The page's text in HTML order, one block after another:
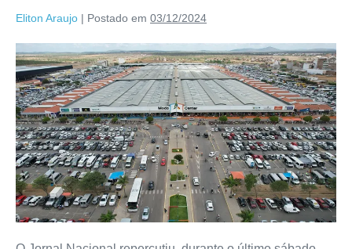
Eliton Araujo | Postado em 03/12/2024